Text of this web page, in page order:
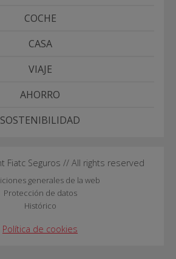
COCHE
CASA
VIAJE
AHORRO
SOSTENIBILIDAD
Fiatc Seguros // All rights reserved
generales de la web
Protección de datos
Histórico
Política de cookies